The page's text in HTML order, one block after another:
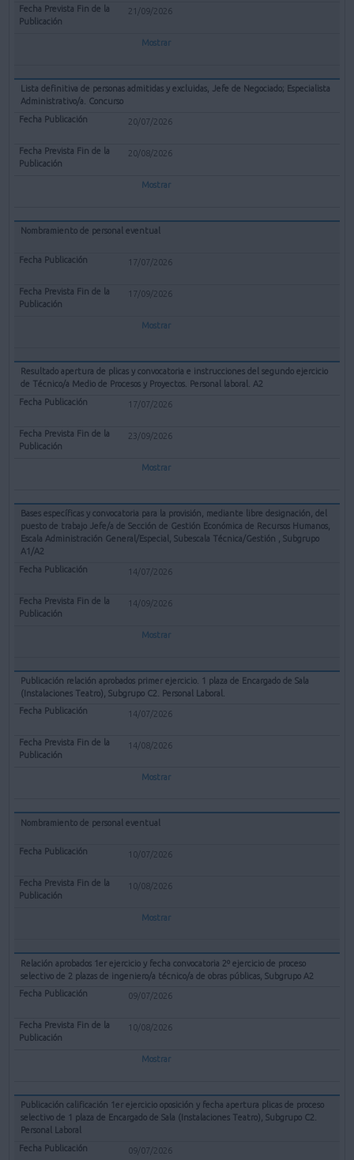
21/09/2026
Mostrar
Lista definitiva de personas admitidas y excluidas, Jefe de Negociado; Especialista
Administrativo/a. Concurso
20/07/2026
20/08/2026
Mostrar
Nombramiento de personal eventual
17/07/2026
17/09/2026
Mostrar
Resultado apertura de plicas y convocatoria e instrucciones del segundo ejercicio
de Técnico/a Medio de Procesos y Proyectos. Personal laboral. A2
17/07/2026
23/09/2026
Mostrar
Bases específicas y convocatoria para la provisión, mediante libre designación, del
puesto de trabajo Jefe/a de Sección de Gestión Económica de Recursos Humanos,
Escala Administración General/Especial, Subescala Técnica/Gestión , Subgrupo
A1/A2
14/07/2026
14/09/2026
Mostrar
Publicación relación aprobados primer ejercicio. 1 plaza de Encargado de Sala
(Instalaciones Teatro), Subgrupo C2. Personal Laboral.
14/07/2026
14/08/2026
Mostrar
Nombramiento de personal eventual
10/07/2026
10/08/2026
Mostrar
Relación aprobados 1er ejercicio y fecha convocatoria 2º ejercicio de proceso
selectivo de 2 plazas de ingeniero/a técnico/a de obras públicas, Subgrupo A2
09/07/2026
10/08/2026
Mostrar
Publicación calificación 1er ejercicio oposición y fecha apertura plicas de proceso
selectivo de 1 plaza de Encargado de Sala (Instalaciones Teatro), Subgrupo C2.
Personal Laboral
09/07/2026